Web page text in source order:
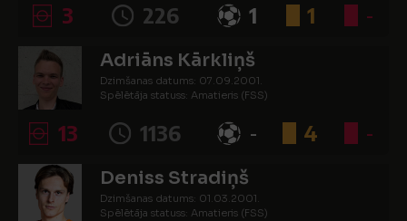
3 226 1 1 -
Adriāns Kārkliņš
Dzimšanas datums: 07.09.2001.
Spēlētāja statuss: Amatieris (FSS)
13 1136 - 4 -
Deniss Stradiņš
Dzimšanas datums: 01.03.2001.
Spēlētāja statuss: Amatieris (FSS)